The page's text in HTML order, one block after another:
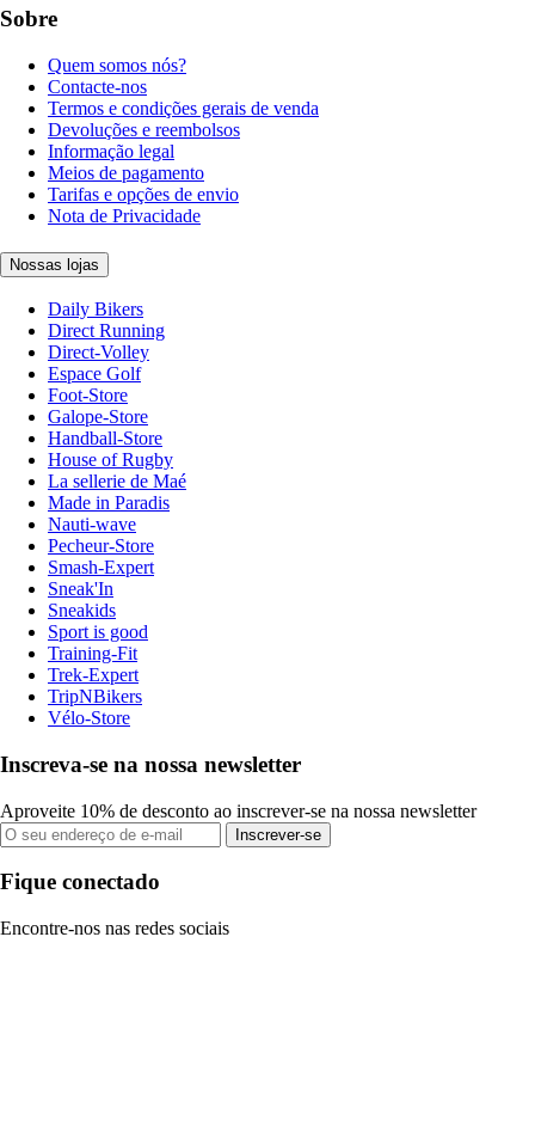
Sobre
Quem somos nós?
Contacte-nos
Termos e condições gerais de venda
Devoluções e reembolsos
Informação legal
Meios de pagamento
Tarifas e opções de envio
Nota de Privacidade
Nossas lojas
Daily Bikers
Direct Running
Direct-Volley
Espace Golf
Foot-Store
Galope-Store
Handball-Store
House of Rugby
La sellerie de Maé
Made in Paradis
Nauti-wave
Pecheur-Store
Smash-Expert
Sneak'In
Sneakids
Sport is good
Training-Fit
Trek-Expert
TripNBikers
Vélo-Store
Inscreva-se na nossa newsletter
Aproveite 10% de desconto ao inscrever-se na nossa newsletter
Inscrever-se
Fique conectado
Encontre-nos nas redes sociais